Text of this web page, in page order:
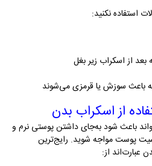
استفاده نکنید:
بعد از اسکراب زیر بغل
باعث سوزش یا قرمزی می‌شوند
از اسکراب بدن
باعث شود به‌جای داشتن پوستی نرم و
پوست مواجه شوید. رایج‌ترین
عبارت‌اند از: